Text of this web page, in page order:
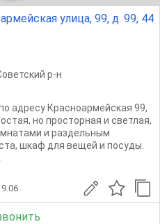
улица, 99, д. 99, 44
р-н
адресу Красноармейская 99,
но просторная и светлая,
и раздельным
шкаф для вещей и посуды.